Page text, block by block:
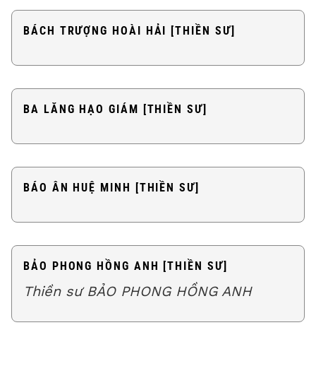
BÁCH TRƯỢNG HOÀI HẢI [THIỀN SƯ]
BA LĂNG HẠO GIÁM [THIỀN SƯ]
BÁO ÂN HUỆ MINH [THIỀN SƯ]
BẢO PHONG HỒNG ANH [THIỀN SƯ]
Thiền sư BẢO PHONG HỒNG ANH